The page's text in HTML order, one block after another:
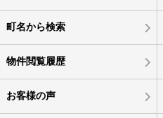
町名から検索
物件閲覧履歴
お客様の声